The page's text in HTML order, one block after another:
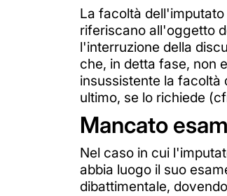
La facoltà dell'imputato
riferiscano all'oggetto
l'interruzione della
che, in detta fase, non
insussistente la facoltà
ultimo, se lo richiede
Mancato
Nel caso in cui
abbia luogo il suo
dibattimentale,